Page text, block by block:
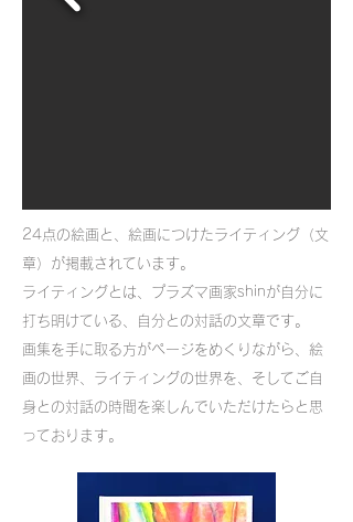
24点の絵画と、絵画につけたライティング（文
章）が掲載されています。
ライティングとは、プラズマ画家shinが自分に
打ち明けている、自分との対話の文章です。
画集を手に取る方がページをめくりながら、絵
画の世界、ライティングの世界を、そしてご自
身との対話の時間を楽しんでいただけたらと思
っております。